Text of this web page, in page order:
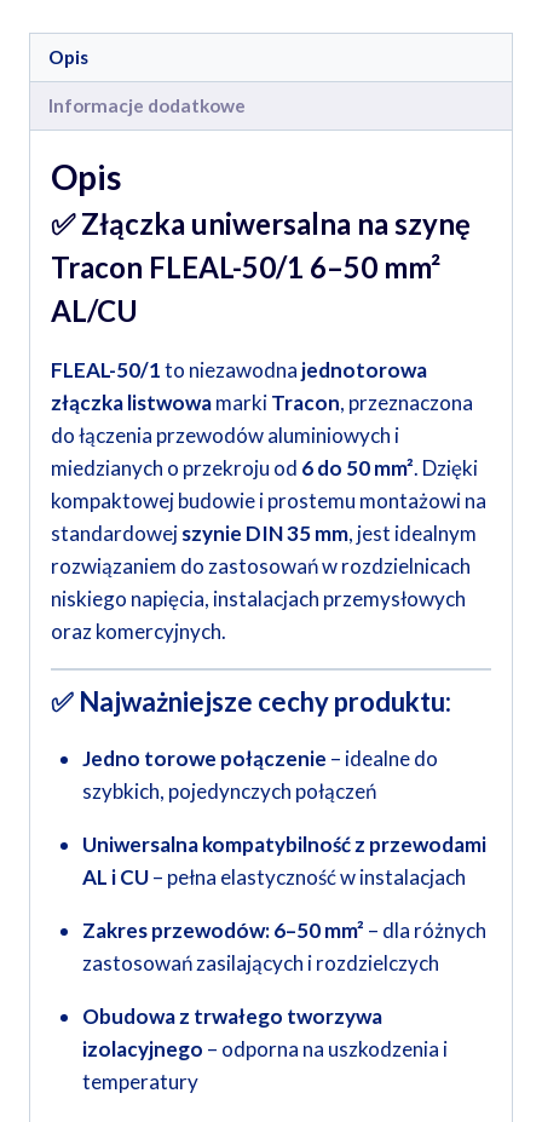
Opis
Informacje dodatkowe
Opis
✅Złączka uniwersalna na szynę
Tracon FLEAL-50/1 6–50 mm²
AL/CU
FLEAL-50/1to niezawodna jednotorowa
złączka listwowamarkiTracon, przeznaczona
do łączenia przewodów aluminiowych i
miedzianych o przekroju od 6 do 50 mm². Dzięki
kompaktowej budowie i prostemu montażowi na
standardowejszynie DIN 35 mm, jest idealnym
rozwiązaniem do zastosowań w rozdzielnicach
niskiego napięcia, instalacjach przemysłowych
oraz komercyjnych.
✅ Najważniejsze cechy produktu:
Jedno torowe połączenie – idealne do
szybkich, pojedynczych połączeń
Uniwersalna kompatybilność z przewodami
AL i CU– pełna elastyczność w instalacjach
Zakres przewodów: 6–50 mm² – dla różnych
zastosowań zasilających i rozdzielczych
Obudowa z trwałego tworzywa
izolacyjnego – odporna na uszkodzenia i
temperatury